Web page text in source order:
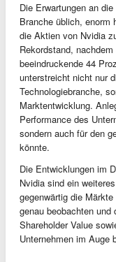
Die Erwartungen an
Branche üblich, enorm
die Aktien von Nvidia
Rekordstand,
beeindruckende 44
unterstreicht nicht nur
Technologiebranche,
Marktentwicklung.
Performance des
sondern auch für den
könnte.
Die Entwicklungen im
Nvidia sind ein
gegenwärtig die
genau beobachten
Shareholder Value
Unternehmen im Auge